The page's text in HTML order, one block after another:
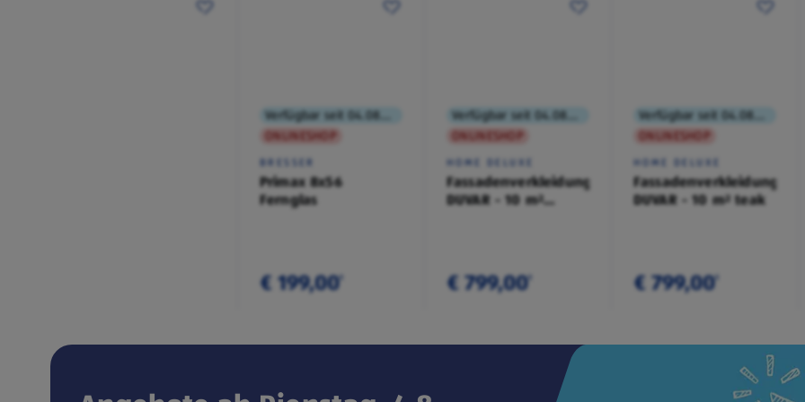
ONLINESHOP
BRESSER
Primax 8x56
Fernglas
€ 199,00¹
ONLINESHOP
HOME DELUXE
Fassadenverkleidung
DUVAR - 10 m²
€ 799,00¹
ONLINESHOP
HOME DELUXE
Fassadenverkleidung
DUVAR - 10 m² teak
€ 799,00¹